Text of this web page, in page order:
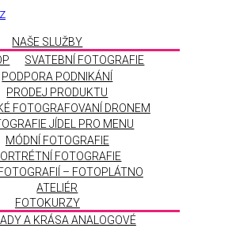
NAŠE SLUŽBY
SVATEBNÍ FOTOGRAFIE
PODPORA PODNIKÁNÍ
PRODEJ PRODUKTU
FOTOGRAFOVANÍ DRONEM
JÍDEL PRO MENU
MÓDNÍ FOTOGRAFIE
FOTOGRAFIE
– FOTOPLÁTNO
ATELIÉR
FOTOKURZY
A KRÁSA ANALOGOVÉ